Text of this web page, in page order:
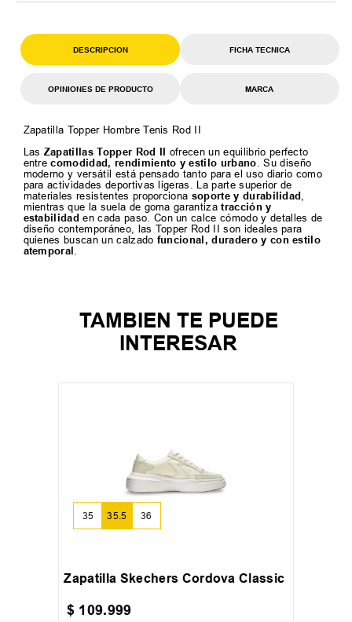
DESCRIPCION FICHA TECNICA
OPINIONES DE PRODUCTO MARCA
Zapatilla Topper Hombre Tenis Rod II
Las Zapatillas Topper Rod II ofrecen un equilibrio perfecto
entrecomodidad, rendimiento y estilo urbano. Su diseño
moderno y versátil está pensado tanto para el uso diario como
para actividades deportivas ligeras. La parte superior de
materiales resistentes proporciona soporte y durabilidad,
mientras que la suela de goma garantizatracción y
estabilidad en cada paso. Con un calce cómodo y detalles de
diseño contemporáneo, las Topper Rod II son ideales para
quienes buscan un calzado funcional, duradero y con estilo
atemporal.
TAMBIEN TE PUEDE
INTERESAR
35 35.5 36
Zapatilla Skechers Cordova Classic
$ 109.999